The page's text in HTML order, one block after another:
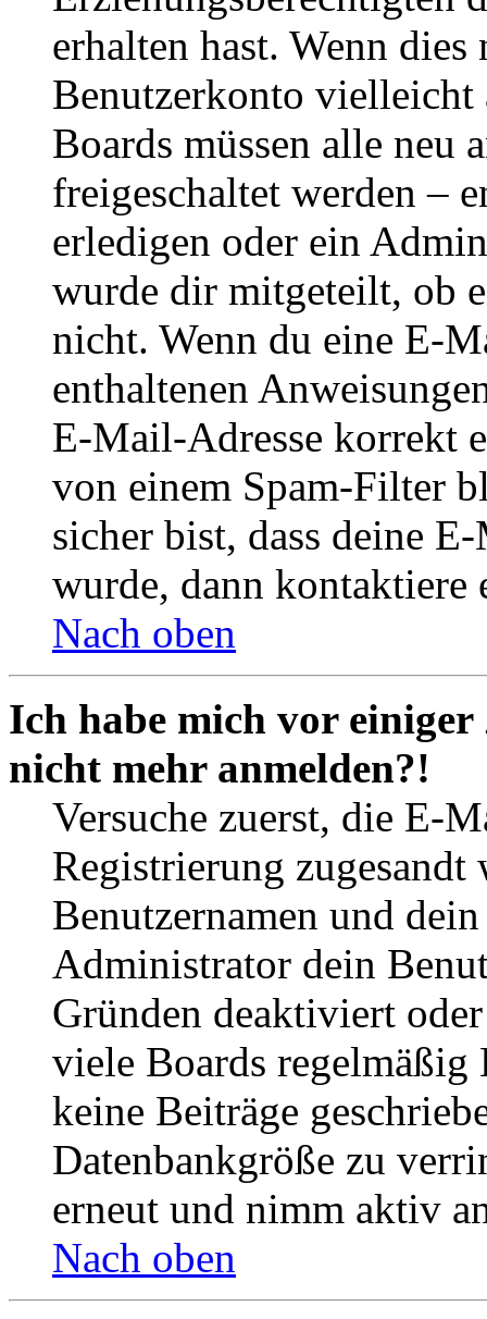
erhalten hast. Wenn
Benutzerkonto
Boards müssen alle neu
freigeschaltet werden –
erledigen oder ein
wurde dir mitgeteilt, ob
nicht. Wenn du eine E-
enthaltenen
E-Mail-Adresse korrekt
von einem Spam-Filter
sicher bist, dass deine
wurde, dann kontaktiere
Nach oben
Ich habe mich vor
nicht mehr anmelden?!
Versuche zuerst, die E-
Registrierung
Benutzernamen und
Administrator dein
Gründen deaktiviert
viele Boards
keine Beiträge
Datenbankgröße zu
erneut und nimm aktiv
Nach oben